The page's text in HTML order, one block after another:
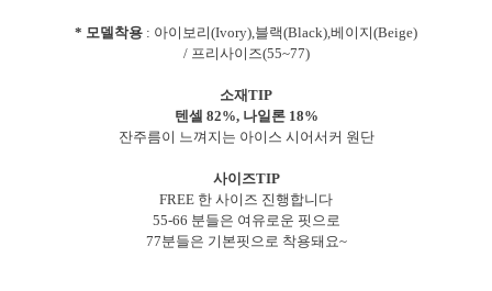
* 모델착용 : 아이보리(Ivory),블랙(Black),베이지(Beige)
/ 프리사이즈(55~77)
소재TIP
텐셀 82%, 나일론 18%
잔주름이 느껴지는 아이스 시어서커 원단
사이즈TIP
FREE 한 사이즈 진행합니다
55-66 분들은 여유로운 핏으로
77분들은 기본핏으로 착용돼요~